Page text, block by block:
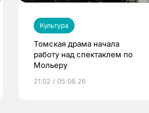
Культура
Томская драма начала
работу над спектаклем по
Мольеру
21:02 / 05.08.26